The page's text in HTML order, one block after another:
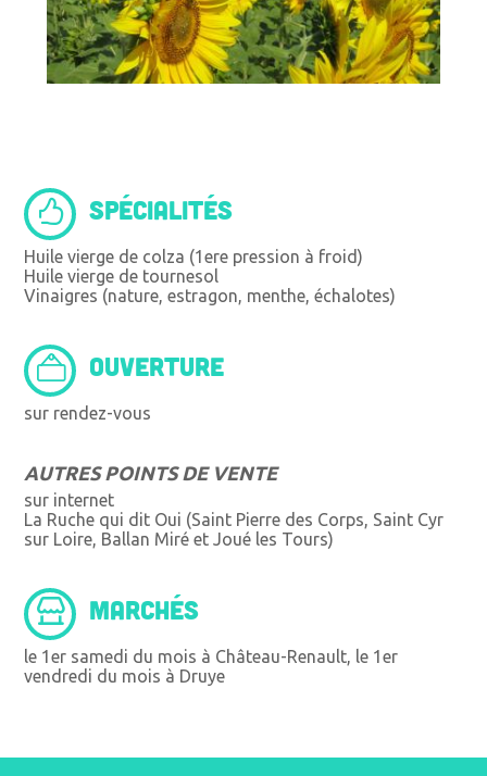
SPÉCIALITÉS
Huile vierge de colza (1ere pression à froid)
Huile vierge de tournesol
Vinaigres (nature, estragon, menthe, échalotes)
OUVERTURE
sur rendez-vous
AUTRES POINTS DE VENTE
sur internet
La Ruche qui dit Oui (Saint Pierre des Corps, Saint Cyr
sur Loire, Ballan Miré et Joué les Tours)
MARCHÉS
le 1er samedi du mois à Château-Renault, le 1er
vendredi du mois à Druye